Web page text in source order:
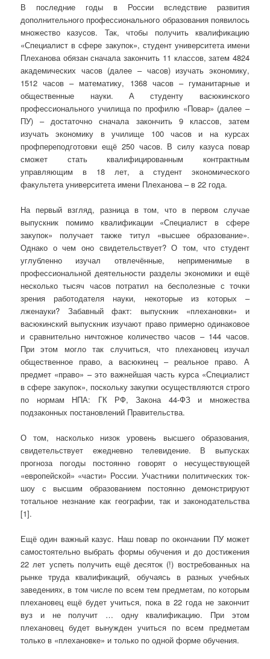
В последние годы в России вследствие развития
дополнительного профессионального образования появилось
множество казусов. Так, чтобы получить квалификацию
«Специалист в сфере закупок», студент университета имени
Плеханова обязан сначала закончить 11 классов, затем 4824
академических часов (далее – часов) изучать экономику,
1512 часов – математику, 1368 часов – гуманитарные и
общественные науки. А студенту васюкинского
профессионального училища по профилю «Повар» (далее –
ПУ) – достаточно сначала закончить 9 классов, затем
изучать экономику в училище 100 часов и на курсах
профпереподготовки ещё 250 часов. В силу казуса повар
сможет стать квалифицированным контрактным
управляющим в 18 лет, а студент экономического
факультета университета имени Плеханова – в 22 года.
На первый взгляд, разница в том, что в первом случае
выпускник помимо квалификации «Специалист в сфере
закупок» получает также титул «высшее образование».
Однако о чем оно свидетельствует? О том, что студент
углубленно изучал отвлечённые, неприменимые в
профессиональной деятельности разделы экономики и ещё
несколько тысяч часов потратил на бесполезные с точки
зрения работодателя науки, некоторые из которых –
лженауки? Забавный факт: выпускник «плехановки» и
васюкинский выпускник изучают право примерно одинаковое
и сравнительно ничтожное количество часов – 144 часов.
При этом могло так случиться, что плехановец изучал
общественное право, а васюкинец – реальное право. А
предмет «право» – это важнейшая часть курса «Специалист
в сфере закупок», поскольку закупки осуществляются строго
по нормам НПА: ГК РФ, Закона 44-ФЗ и множества
подзаконных постановлений Правительства.
О том, насколько низок уровень высшего образования,
свидетельствует ежедневно телевидение. В выпусках
прогноза погоды постоянно говорят о несуществующей
«европейской» «части» России. Участники политических ток-
шоу с высшим образованием постоянно демонстрируют
тотальное незнание как географии, так и законодательства
[1].
Ещё один важный казус. Наш повар по окончании ПУ может
самостоятельно выбрать формы обучения и до достижения
22 лет успеть получить ещё десяток (!) востребованных на
рынке труда квалификаций, обучаясь в разных учебных
заведениях, в том числе по всем тем предметам, по которым
плехановец ещё будет учиться, пока в 22 года не закончит
вуз и не получит … одну квалификацию. При этом
плехановец будет вынужден учиться по всем предметам
только в «плехановке» и только по одной форме обучения.